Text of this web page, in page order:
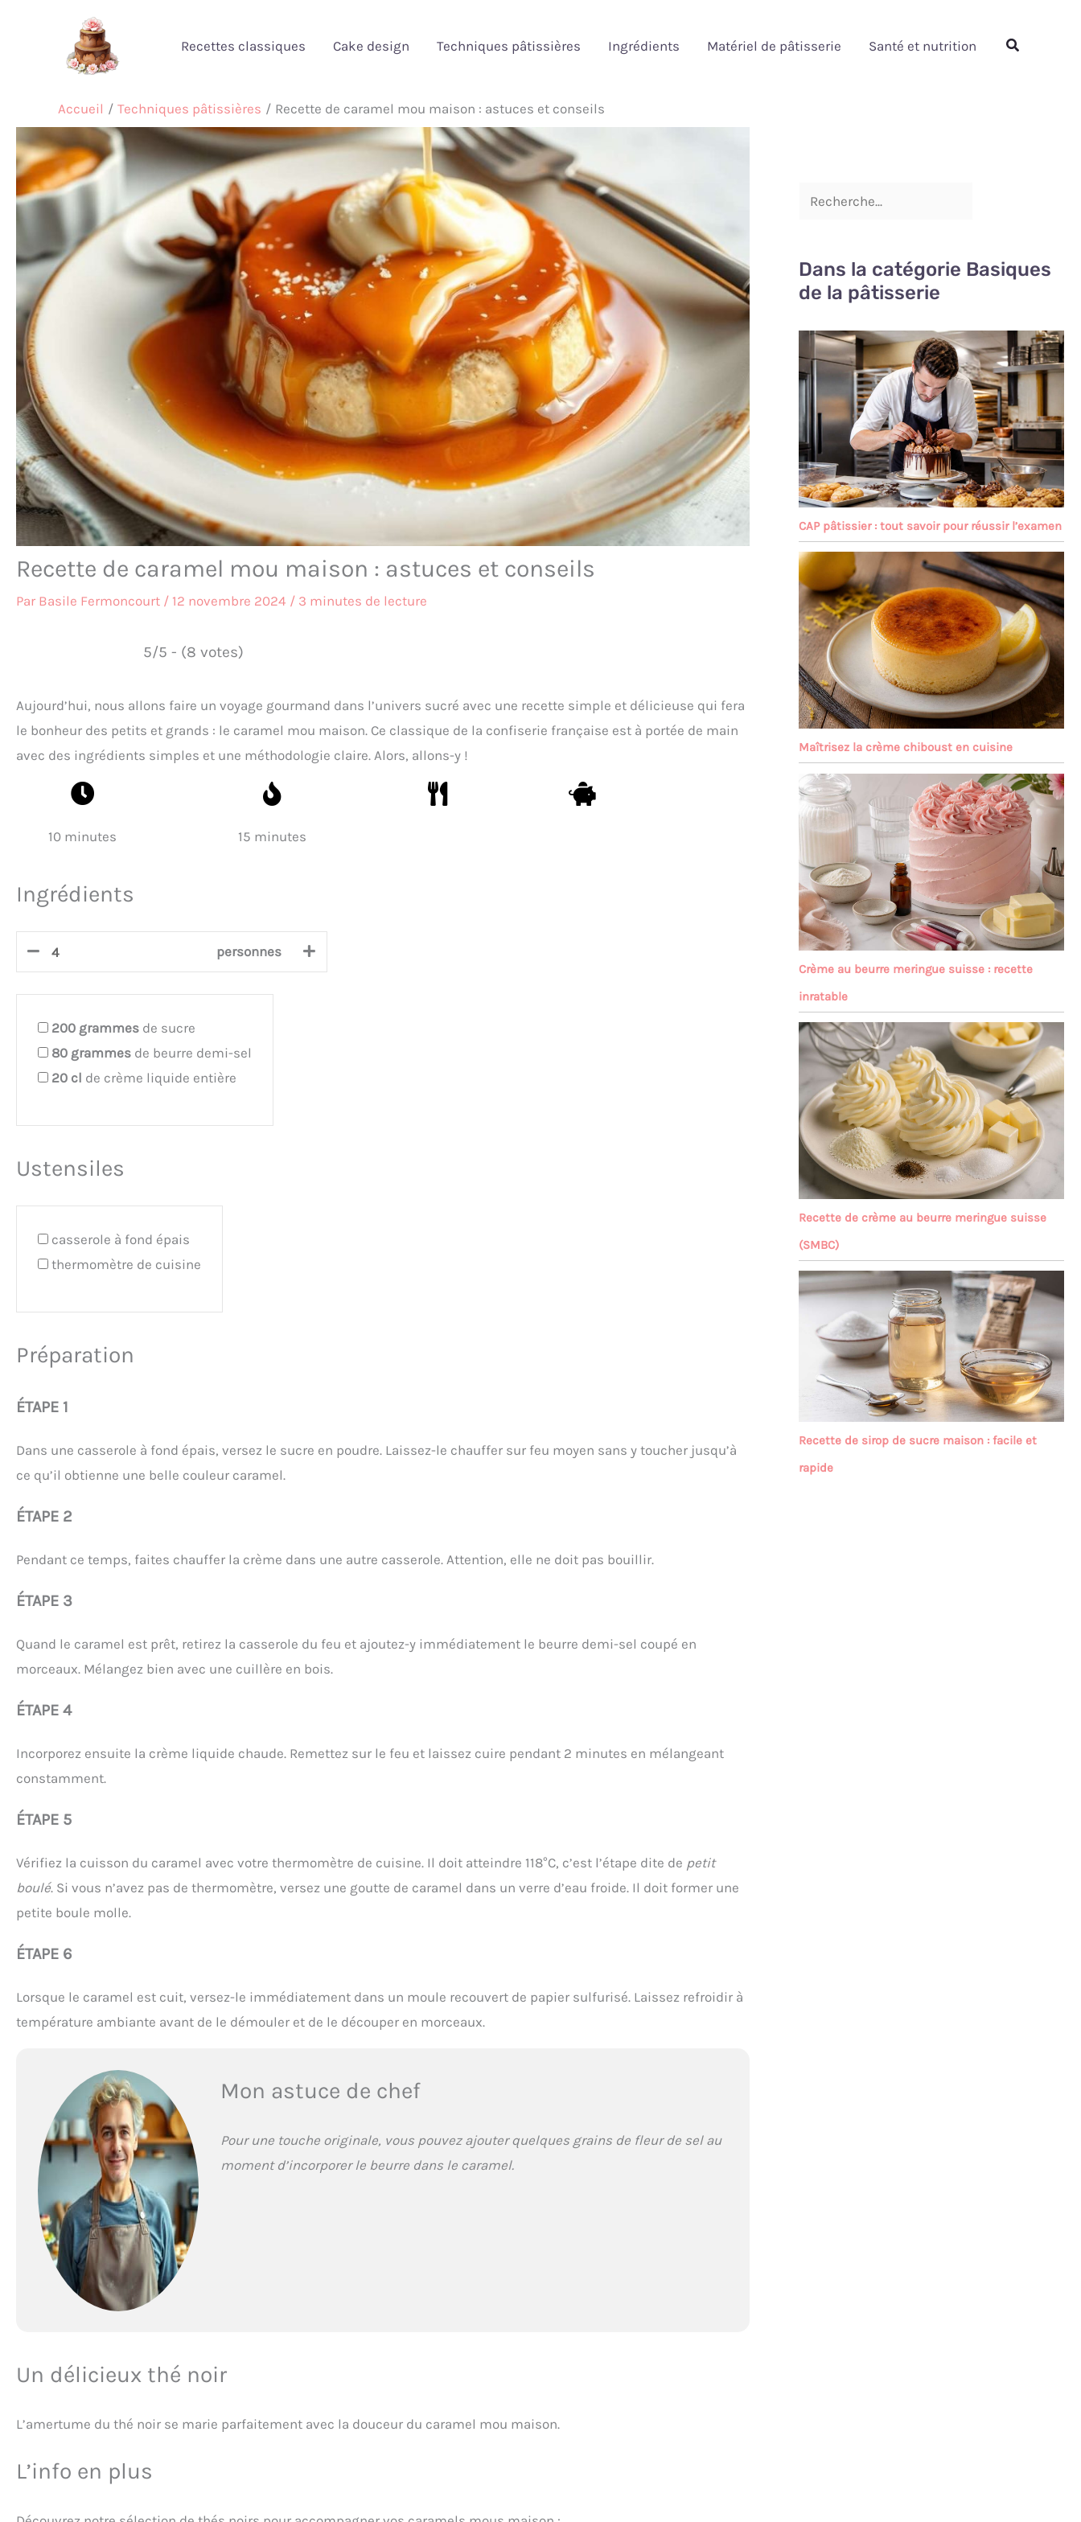
Recettes classiques Cake design Techniques pâtissières Ingrédients Matériel de pâtisserie Santé et nutrition Rechercher
Accueil Techniques pâtissières Recette de caramel mou maison : astuces et conseils
Recette de caramel mou maison : astuces et conseils
Par Basile Fermoncourt / 12 novembre 2024 / 3 minutes de lecture
5/5 - (8 votes)
Aujourd’hui, nous allons faire un voyage gourmand dans l’univers sucré avec une recette simple et délicieuse qui fera
le bonheur des petits et grands : le caramel mou maison. Ce classique de la confiserie française est à portée de main
avec des ingrédients simples et une méthodologie claire. Alors, allons-y !
10 minutes 15 minutes
Ingrédients
personnes
200 grammes de sucre
80 grammes de beurre demi-sel
20 cl de crème liquide entière
Ustensiles
casserole à fond épais
thermomètre de cuisine
Préparation
ÉTAPE 1
Dans une casserole à fond épais, versez le sucre en poudre. Laissez-le chauffer sur feu moyen sans y toucher jusqu’à
ce qu’il obtienne une belle couleur caramel.
ÉTAPE 2
Pendant ce temps, faites chauffer la crème dans une autre casserole. Attention, elle ne doit pas bouillir.
ÉTAPE 3
Quand le caramel est prêt, retirez la casserole du feu et ajoutez-y immédiatement le beurre demi-sel coupé en
morceaux. Mélangez bien avec une cuillère en bois.
ÉTAPE 4
Incorporez ensuite la crème liquide chaude. Remettez sur le feu et laissez cuire pendant 2 minutes en mélangeant
constamment.
ÉTAPE 5
Vérifiez la cuisson du caramel avec votre thermomètre de cuisine. Il doit atteindre 118°C, c’est l’étape dite de petit
boulé. Si vous n’avez pas de thermomètre, versez une goutte de caramel dans un verre d’eau froide. Il doit former une
petite boule molle.
ÉTAPE 6
Lorsque le caramel est cuit, versez-le immédiatement dans un moule recouvert de papier sulfurisé. Laissez refroidir à
température ambiante avant de le démouler et de le découper en morceaux.
Mon astuce de chef
Pour une touche originale, vous pouvez ajouter quelques grains de fleur de sel au
moment d’incorporer le beurre dans le caramel.
Un délicieux thé noir
L’amertume du thé noir se marie parfaitement avec la douceur du caramel mou maison.
L’info en plus
Dans la catégorie Basiques
de la pâtisserie
CAP pâtissier : tout savoir pour réussir l’examen
Maîtrisez la crème chiboust en cuisine
Crème au beurre meringue suisse : recette
inratable
Recette de crème au beurre meringue suisse
(SMBC)
Recette de sirop de sucre maison : facile et
rapide